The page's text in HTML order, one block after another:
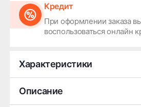
Кредит
При оформлении заказа
воспользоваться онлайн
Характеристики
Производитель
Сезонность
Летняя
Описание